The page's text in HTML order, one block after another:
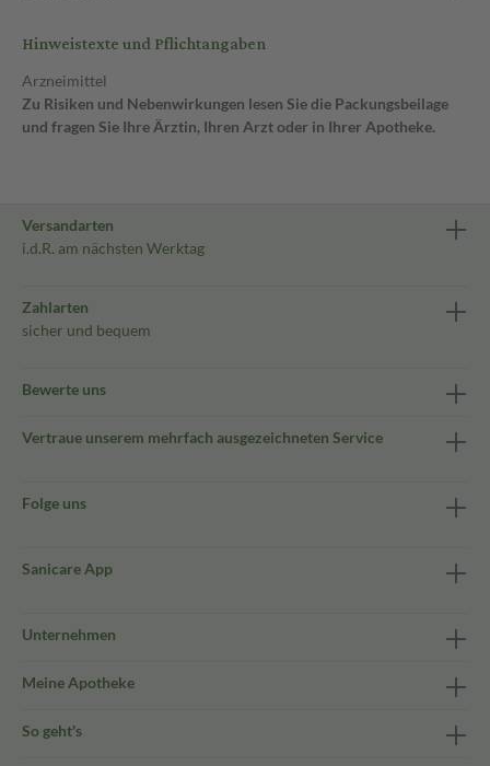
Hinweistexte und Pflichtangaben
Arzneimittel
Zu Risiken und Nebenwirkungen lesen Sie die Packungsbeilage
und fragen Sie Ihre Ärztin, Ihren Arzt oder in Ihrer Apotheke.
Versandarten
i.d.R. am nächsten Werktag
Zahlarten
sicher und bequem
Bewerte uns
Vertraue unserem mehrfach ausgezeichneten Service
Folge uns
Sanicare App
Unternehmen
Meine Apotheke
So geht's